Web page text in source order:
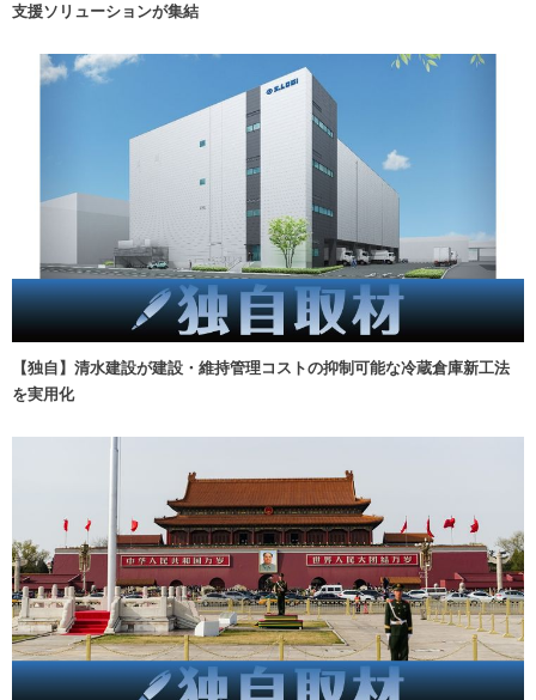
支援ソリューションが集結
【独自】清水建設が建設・維持管理コストの抑制可能な冷蔵倉庫新工法
を実用化